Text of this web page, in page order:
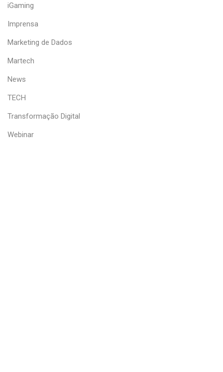
iGaming
Imprensa
Marketing de Dados
Martech
News
TECH
Transformação Digital
Webinar